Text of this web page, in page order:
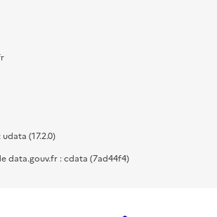
(17.2.0)
data.gouv.fr : cdata (7ad44f4)